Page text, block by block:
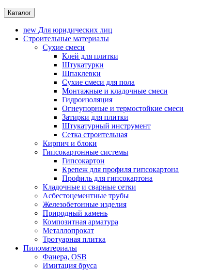
Каталог
new Для юридических лиц
Строительные материалы
Сухие смеси
Клей для плитки
Штукатурки
Шпаклевки
Сухие смеси для пола
Монтажные и кладочные смеси
Гидроизоляция
Oгнеупорные и термостойкие смеси
Затирки для плитки
Штукатурный инструмент
Cетка строительная
Кирпич и блоки
Гипсокартонные системы
Гипсокартон
Крепеж для профиля гипсокартона
Профиль для гипсокартона
Кладочные и сварные сетки
Асбестоцементные трубы
Железобетонные изделия
Природный камень
Композитная арматура
Металлопрокат
Тротуарная плитка
Пиломатериалы
Фанера, OSB
Имитация бруса